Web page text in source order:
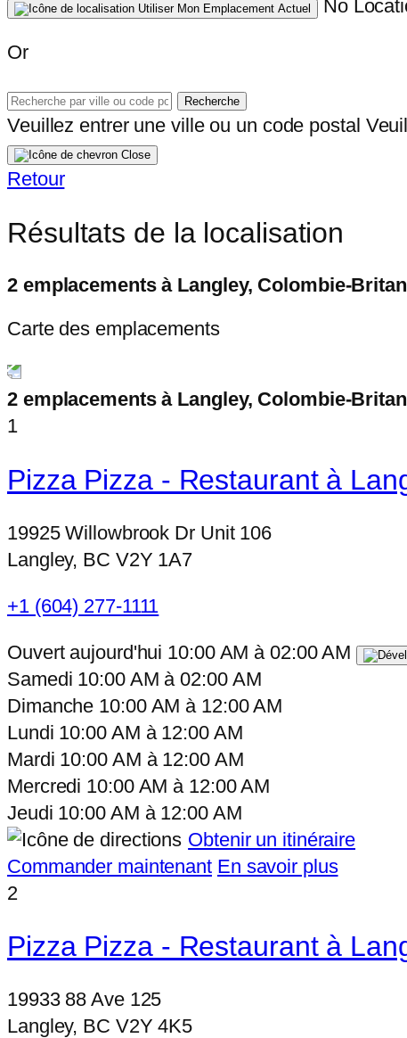
Utiliser Mon Emplacement Actuel No
Or
Recherche
Veuillez entrer une ville ou un code postal
Close
Retour
Résultats de la localisation
2 emplacements à Langley, Colombie-
Carte des emplacements
2 emplacements à Langley, Colombie-
1
Pizza Pizza - Restaurant à
19925 Willowbrook Dr Unit 106
Langley, BC V2Y 1A7
+1 (604) 277-1111
Ouvert aujourd'hui 10:00 AM à 02:00 AM
Samedi 10:00 AM à 02:00 AM
Dimanche 10:00 AM à 12:00 AM
Lundi 10:00 AM à12:00 AM
Mardi 10:00 AM à12:00 AM
Mercredi 10:00 AM à 12:00 AM
Jeudi 10:00 AM à12:00 AM
Obtenir un itinéraire
Commander maintenant En savoir plus
2
Pizza Pizza - Restaurant à
19933 88 Ave 125
Langley, BC V2Y 4K5